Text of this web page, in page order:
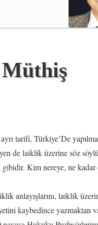
Müthiş
tarifi, Türkiye’De
de laiklik üzerine söz
Kim nereye, ne kadar
anlayışlarını, laiklik
kaybedince yazmaktan